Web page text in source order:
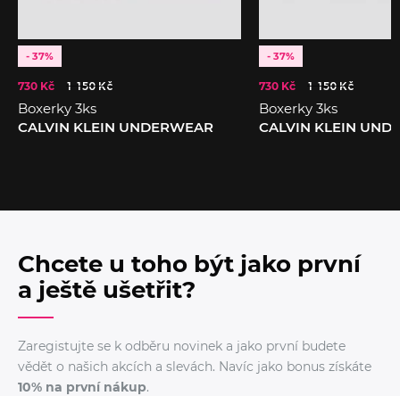
- 37%
730 Kč 1 150 Kč
Boxerky 3ks
CALVIN KLEIN UNDERWEAR
- 37%
730 Kč 1 150 Kč
Boxerky 3ks
CALVIN KLEIN
Chcete u toho být jako první
a ještě ušetřit?
Zaregistujte se k odběru novinek a jako první budete
vědět o našich akcích a slevách. Navíc jako bonus získáte
10% na první nákup.